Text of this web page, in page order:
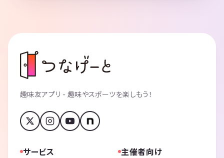
趣味友アプリ - 趣味やスポーツを楽しもう！
サービス 主催者向け